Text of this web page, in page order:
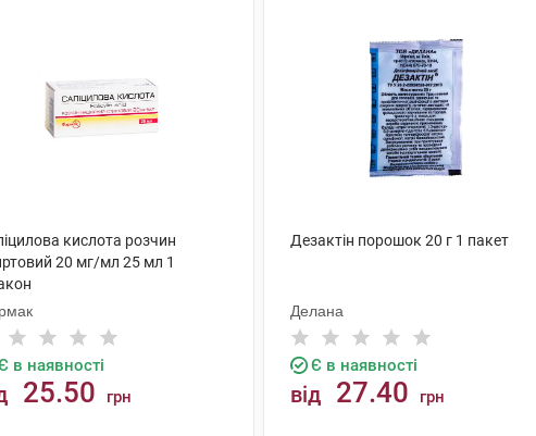
кислота розчин
20 мг/мл 25 мл 1
в наявності
25.50 грн
Дезактін порошок 20 г 1 пакет
Делана
Є в наявності
від 27.40 грн